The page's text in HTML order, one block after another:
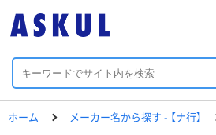
ホーム メーカー名から探す - 【ナ行】